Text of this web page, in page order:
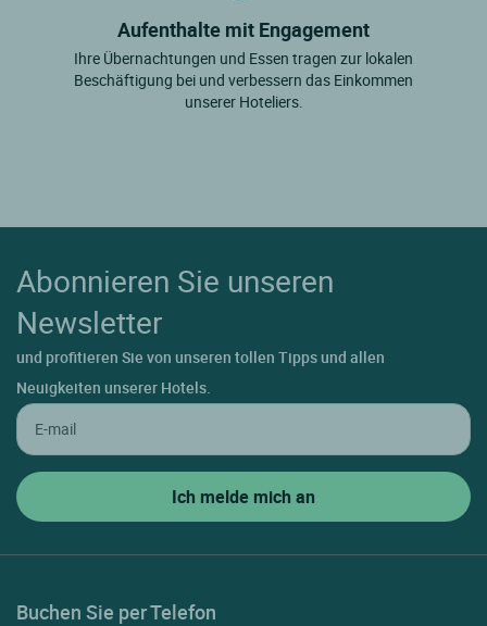
Aufenthalte mit Engagement
Ihre Übernachtungen und Essen tragen zur lokalen
Beschäftigung bei und verbessern das Einkommen
unserer Hoteliers.
Abonnieren Sie unseren
Newsletter
und profitieren Sie von unseren tollen Tipps und allen
Neuigkeiten unserer Hotels.
Buchen Sie per Telefon